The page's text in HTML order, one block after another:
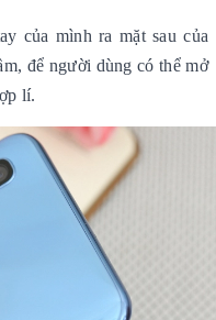
của mình ra mặt sau của
để người dùng có thể mở
lí.